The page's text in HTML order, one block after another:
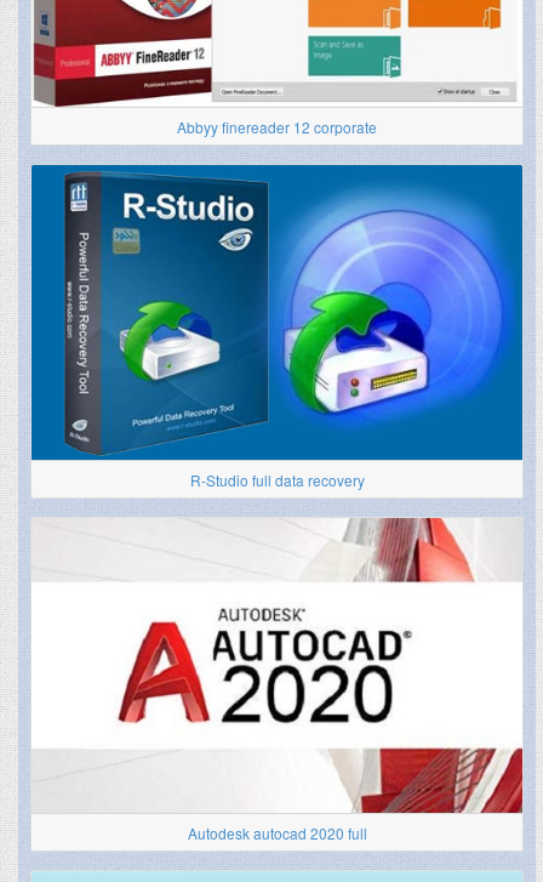
Abbyy finereader 12 corporate
R-Studio full data recovery
Autodesk autocad 2020 full